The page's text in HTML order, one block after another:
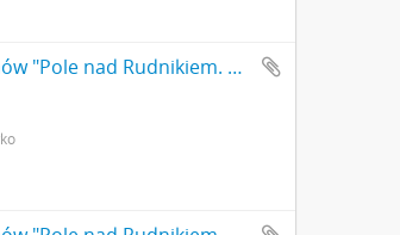
Rysunek odręczny wbw. Gródek pow. Równe. Plan kurhanów "Pole nad Rudnikiem. Mały czworobok rezerwatu". Skala 1:250. Autor: Michał Drewko dn. 25.08.1926 r. s. 2: strona z pieczątką Działu Dokumentacji PMA.